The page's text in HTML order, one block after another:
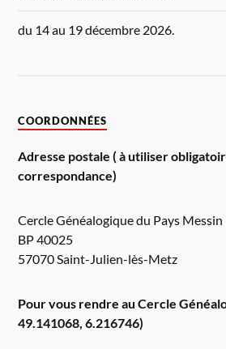
du 14 au 19 décembre 2026.
COORDONNÉES
Adresse postale ( à utiliser
correspondance)
Cercle Généalogique du Pays Messin
BP 40025
57070 Saint-Julien-lès-Metz
Pour vous rendre au Cercle
49.141068, 6.216746)